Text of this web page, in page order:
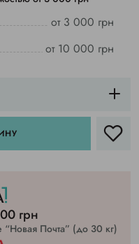
от 3 000 грн
от 10 000 грн
грн
Почта” (до 30 кг)